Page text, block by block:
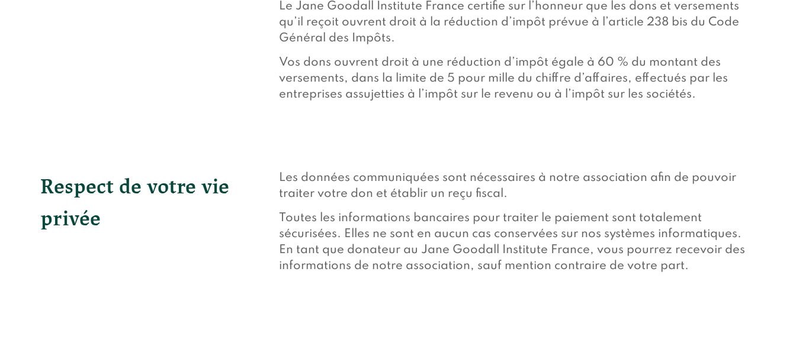
Le Jane Goodall Institute France certifie sur l’honneur que les dons et versements
qu’il reçoit ouvrent droit à la réduction d’impôt prévue à l’article 238 bis du Code
Général des Impôts.
Vos dons ouvrent droit à une réduction d’impôt égale à 60 % du montant des
versements, dans la limite de 5 pour mille du chiffre d’affaires, effectués par les
entreprises assujetties à l’impôt sur le revenu ou à l’impôt sur les sociétés.
Respect de votre vie
privée
Les données communiquées sont nécessaires à notre association afin de pouvoir
traiter votre don et établir un reçu fiscal.
Toutes les informations bancaires pour traiter le paiement sont totalement
sécurisées. Elles ne sont en aucun cas conservées sur nos systèmes informatiques.
En tant que donateur au Jane Goodall Institute France, vous pourrez recevoir des
informations de notre association, sauf mention contraire de votre part.